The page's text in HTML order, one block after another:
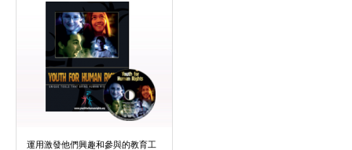
運用激發他們興趣和參與的教育工